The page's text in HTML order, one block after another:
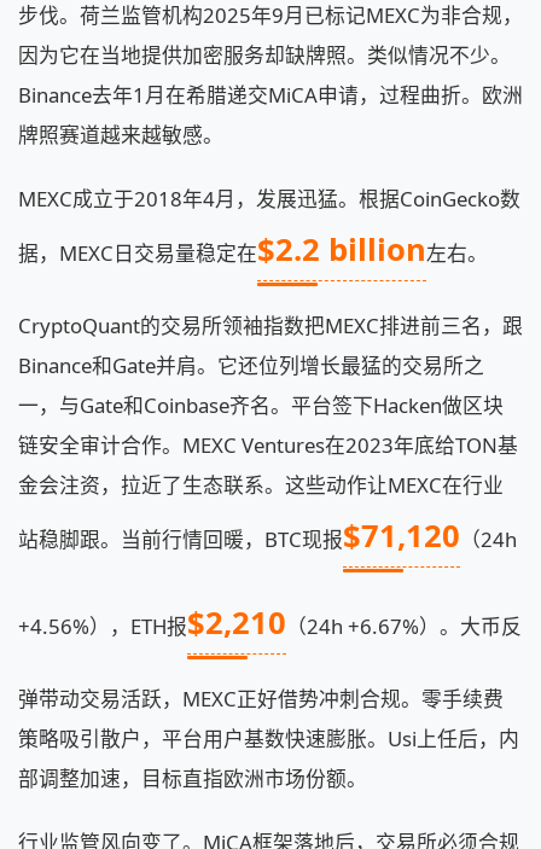
步伐。荷兰监管机构2025年9月已标记MEXC为非合规，
因为它在当地提供加密服务却缺牌照。类似情况不少。
Binance去年1月在希腊递交MiCA申请，过程曲折。欧洲
牌照赛道越来越敏感。
MEXC成立于2018年4月，发展迅猛。根据CoinGecko数
据，MEXC日交易量稳定在$2.2 billion左右。
CryptoQuant的交易所领袖指数把MEXC排进前三名，跟
Binance和Gate并肩。它还位列增长最猛的交易所之
一，与Gate和Coinbase齐名。平台签下Hacken做区块
链安全审计合作。MEXC Ventures在2023年底给TON基
金会注资，拉近了生态联系。这些动作让MEXC在行业
站稳脚跟。当前行情回暖，BTC现报$71,120 （24h
+4.56%），ETH报$2,210 （24h +6.67%）。大币反
弹带动交易活跃，MEXC正好借势冲刺合规。零手续费
策略吸引散户，平台用户基数快速膨胀。Usi上任后，内
部调整加速，目标直指欧洲市场份额。
行业监管风向变了。MiCA框架落地后，交易所必须合规